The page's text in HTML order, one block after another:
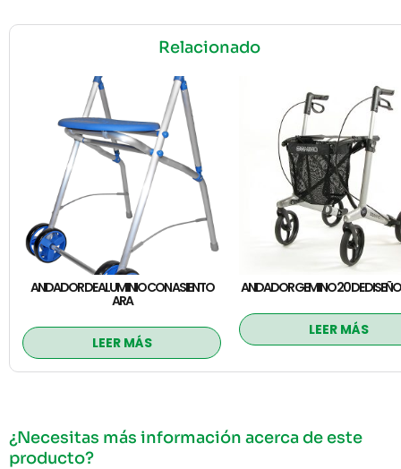
Relacionado
ANDADOR DE ALUMINIO CON ASIENTO
ARA
LEER MÁS
ANDADOR GEMINO 20 DE
LEER MÁS
¿Necesitas más información acerca de este
producto?